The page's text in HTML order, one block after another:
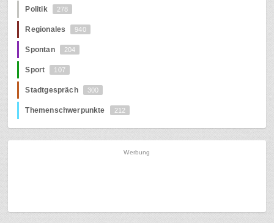
Politik 278
Regionales 940
Spontan 204
Sport 107
Stadtgespräch 300
Themenschwerpunkte 212
Werbung